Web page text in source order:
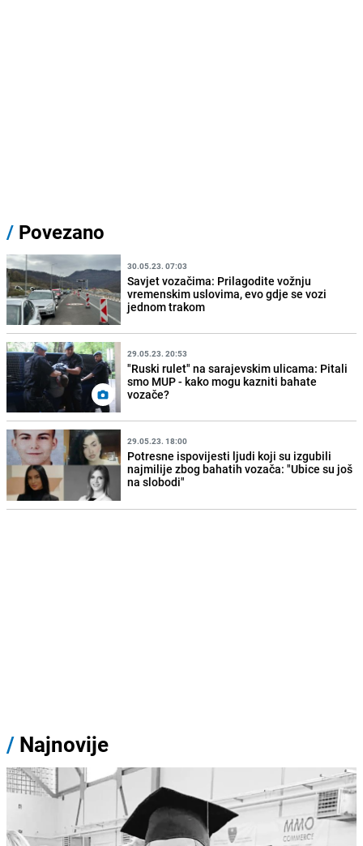
/ Povezano
30.05.23. 07:03
Savjet vozačima: Prilagodite vožnju
vremenskim uslovima, evo gdje se vozi
jednom trakom
29.05.23. 20:53
"Ruski rulet" na sarajevskim ulicama: Pitali
smo MUP - kako mogu kazniti bahate
vozače?
29.05.23. 18:00
Potresne ispovijesti ljudi koji su izgubili
najmilije zbog bahatih vozača: "Ubice su još
na slobodi"
/ Najnovije